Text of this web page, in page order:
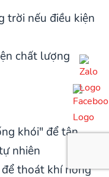
trời nếu điều kiện
chất lượng
khói" để tận
nhiên
thoát khí nóng